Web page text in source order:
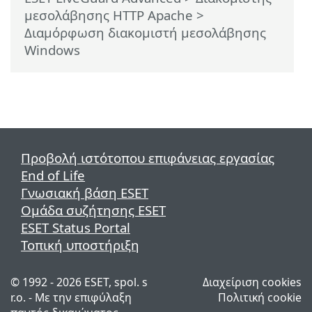
μεσολάβησης HTTP Apache >
Διαμόρφωση διακομιστή μεσολάβησης
Windows
Προβολή ιστότοπου επιφάνειας εργασίας
End of Life
Γνωσιακή βάση ESET
Ομάδα συζήτησης ESET
ESET Status Portal
Τοπική υποστήριξη
© 1992 - 2026 ESET, spol. s
r.o. - Με την επιφύλαξη
Διαχείριση cookies
Πολιτική cookie